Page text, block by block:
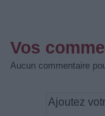
Vos
Aucun commentaire